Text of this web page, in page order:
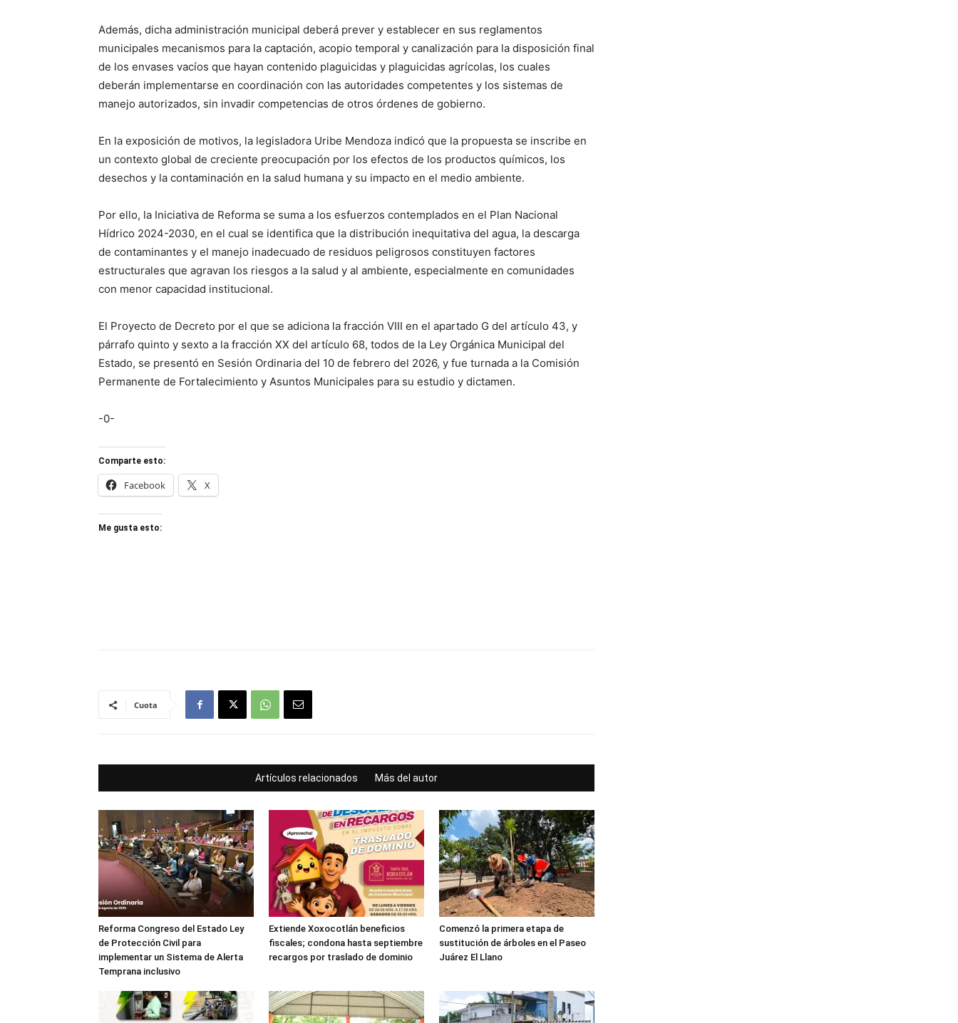
Además, dicha administración municipal deberá prever y establecer en sus reglamentos
municipales mecanismos para la captación, acopio temporal y canalización para la disposición final
de los envases vacíos que hayan contenido plaguicidas y plaguicidas agrícolas, los cuales
deberán implementarse en coordinación con las autoridades competentes y los sistemas de
manejo autorizados, sin invadir competencias de otros órdenes de gobierno.
En la exposición de motivos, la legisladora Uribe Mendoza indicó que la propuesta se inscribe en
un contexto global de creciente preocupación por los efectos de los productos químicos, los
desechos y la contaminación en la salud humana y su impacto en el medio ambiente.
Por ello, la Iniciativa de Reforma se suma a los esfuerzos contemplados en el Plan Nacional
Hídrico 2024-2030, en el cual se identifica que la distribución inequitativa del agua, la descarga
de contaminantes y el manejo inadecuado de residuos peligrosos constituyen factores
estructurales que agravan los riesgos a la salud y al ambiente, especialmente en comunidades
con menor capacidad institucional.
El Proyecto de Decreto por el que se adiciona la fracción VIII en el apartado G del artículo 43, y
párrafo quinto y sexto a la fracción XX del artículo 68, todos de la Ley Orgánica Municipal del
Estado, se presentó en Sesión Ordinaria del 10 de febrero del 2026, y fue turnada a la Comisión
Permanente de Fortalecimiento y Asuntos Municipales para su estudio y dictamen.
-0-
Comparte esto:
Facebook X
Me gusta esto:
Cuota
Artículos relacionados Más del autor
Reforma Congreso del Estado Ley
de Protección Civil para
implementar un Sistema de Alerta
Temprana inclusivo
Extiende Xoxocotlán beneficios
fiscales; condona hasta septiembre
recargos por traslado de dominio
Comenzó la primera etapa de
sustitución de árboles en el Paseo
Juárez El Llano